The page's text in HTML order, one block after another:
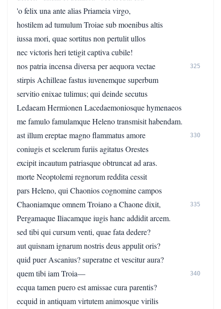
'o felix una ante alias Priameia virgo,
hostilem ad tumulum Troiae sub moenibus altis
iussa mori, quae sortitus non pertulit ullos
nec victoris heri tetigit captiva cubile!
nos patria incensa diversa per aequora vectae
325
stirpis Achilleae fastus iuvenemque superbum
servitio enixae tulimus; qui deinde secutus
Ledaeam Hermionen Lacedaemoniosque hymenaeos
me famulo famulamque Heleno transmisit habendam.
ast illum ereptae magno flammatus amore
330
coniugis et scelerum furiis agitatus Orestes
excipit incautum patriasque obtruncat ad aras.
morte Neoptolemi regnorum reddita cessit
pars Heleno, qui Chaonios cognomine campos
Chaoniamque omnem Troiano a Chaone dixit,
335
Pergamaque Iliacamque iugis hanc addidit arcem.
sed tibi qui cursum venti, quae fata dedere?
aut quisnam ignarum nostris deus appulit oris?
quid puer Ascanius? superatne et vescitur aura?
quem tibi iam Troia—
340
ecqua tamen puero est amissae cura parentis?
ecquid in antiquam virtutem animosque virilis